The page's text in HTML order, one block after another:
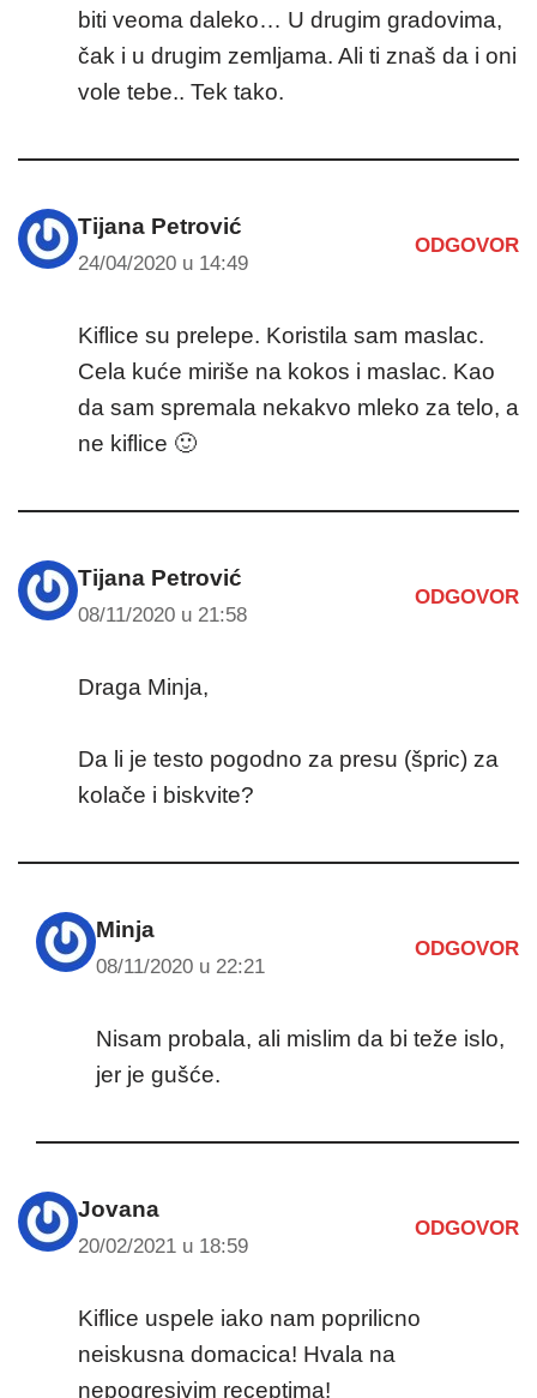
biti veoma daleko… U drugim gradovima,
čak i u drugim zemljama. Ali ti znaš da i oni
vole tebe.. Tek tako.
Tijana Petrović
24/04/2020 u 14:49
ODGOVOR
Kiflice su prelepe. Koristila sam maslac.
Cela kuće miriše na kokos i maslac. Kao
da sam spremala nekakvo mleko za telo, a
ne kiflice 🙂
Tijana Petrović
08/11/2020 u 21:58
ODGOVOR
Draga Minja,
Da li je testo pogodno za presu (špric) za
kolače i biskvite?
Minja
08/11/2020 u 22:21
ODGOVOR
Nisam probala, ali mislim da bi teže islo,
jer je gušće.
Jovana
20/02/2021 u 18:59
ODGOVOR
Kiflice uspele iako nam poprilicno
neiskusna domacica! Hvala na
nepogresivim receptima!